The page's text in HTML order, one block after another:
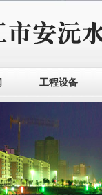
工程设备